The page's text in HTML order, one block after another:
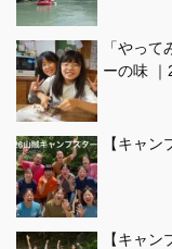
「やっ
ーの味 ｜
【キャ
【キャ